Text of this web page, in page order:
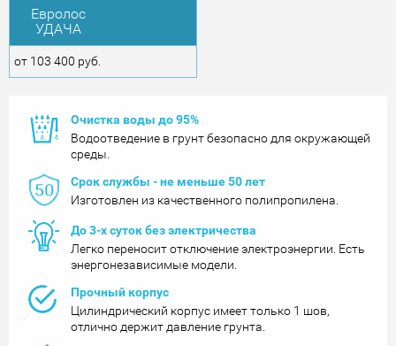
Евролос
УДАЧА
от 103 400 руб.
Очистка воды до 95%
Водоотведение в грунт безопасно для окружающей
среды.
Срок службы - не меньше 50 лет
Изготовлен из качественного полипропилена.
До 3-х суток без электричества
Легко переносит отключение электроэнергии. Есть
энергонезависимые модели.
Прочный корпус
Цилиндрический корпус имеет только 1 шов,
отлично держит давление грунта.